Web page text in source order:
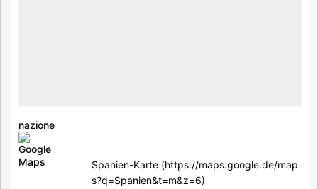
nazione
Spanien-Karte